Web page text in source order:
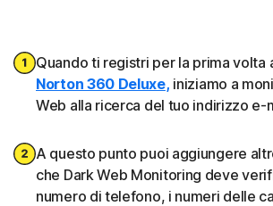
Quando ti registri per la prima volta
Norton 360 Deluxe, iniziamo a
Web alla ricerca del tuo indirizzo e-
A questo punto puoi aggiungere
che Dark Web Monitoring deve
numero di telefono, i numeri delle